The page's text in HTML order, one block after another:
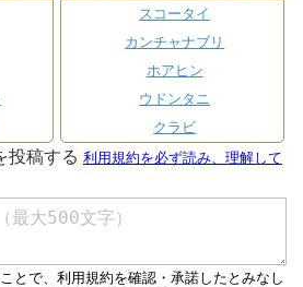
スコータイ
カンチャナブリ
ホアヒン
ウドンタニ
クラビ